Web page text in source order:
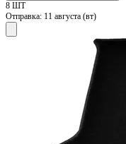
8 ШТ
Отправка: 11 августа (вт)